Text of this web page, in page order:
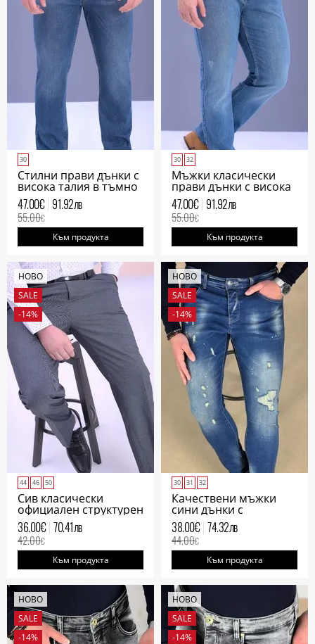
30
Стилни прави дънки с
висока талия в тъмно
синьо
47.00€ 91.92лв
55.00€
Към продукта
30 32
Мъжки класически
прави дънки с висока
талия в синьо
47.00€ 91.92лв
55.00€
Към продукта
НОВО
SALE
-14%
44 46 50
Сив класически
официален структурен
панталон мъжки
36.00€ 70.41лв
42.00€
Към продукта
НОВО
SALE
-14%
30 31 32
Качествени мъжки
сини дънки с
напръскан ефект
38.00€ 74.32лв
44.00€
Към продукта
НОВО
SALE
-14%
НОВО
SALE
-14%